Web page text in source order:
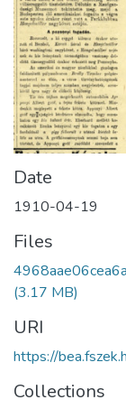
Date
1910-04-19
Files
(3.17 MB)
URI
https://
Collections